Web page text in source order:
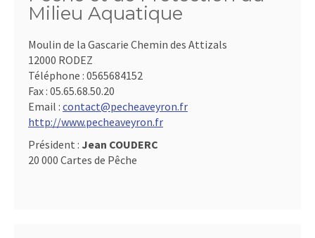
Milieu Aquatique
Moulin de la Gascarie Chemin des Attizals
12000 RODEZ
Téléphone : 0565684152
Fax : 05.65.68.50.20
Email : contact@pecheaveyron.fr
http://www.pecheaveyron.fr
Président : Jean COUDERC
20 000 Cartes de Pêche